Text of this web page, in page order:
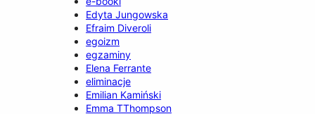
Edyta Jungowska
Efraim Diveroli
egoizm
egzaminy
Elena Ferrante
eliminacje
Emilian Kamiński
Emma TThompson